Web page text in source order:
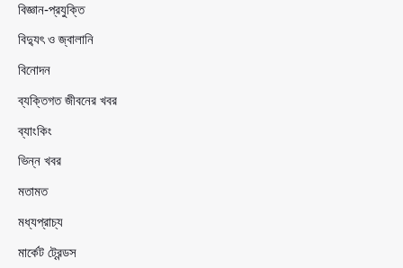
বিজ্ঞান-প্রযুক্তি
বিদ্যুৎ ও জ্বালানি
বিনোদন
ব্যক্তিগত জীবনের খবর
ব্যাংকিং
ভিন্ন খবর
মতামত
মধ্যপ্রাচ্য
মার্কেট ট্রেন্ডস